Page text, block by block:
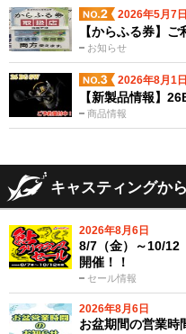
2026年5月7日
お知らせ
【からふる券】
2026年8月1日
商品情報
【新製品情報】
キャスティングか
2026年8月6日
セール情報
8/7（金）～10/12
開催！！
2026年8月6日
お盆期間の営業時